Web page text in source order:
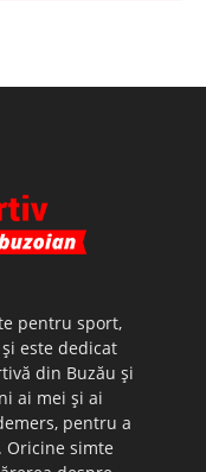
pentru sport,
este dedicat
din Buzău şi
ai mei şi ai
pentru a
Oricine simte